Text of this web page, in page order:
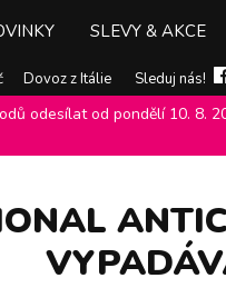
Dovoz z Itálie Sleduj nás!
SLEVY & AKCE
odesílat od pondělí 10. 8.
Šampony biopoint